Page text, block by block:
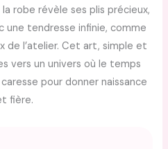
la robe révèle ses plis précieux,
tendresse infinie, comme
de l’atelier. Cet art, simple et
vers un univers où le temps
pour donner naissance
fière.